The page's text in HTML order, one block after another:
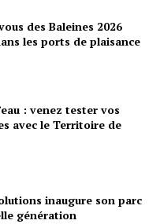
des Baleines 2026
les ports de plaisance
: venez tester vos
avec le Territoire de
inaugure son parc
génération